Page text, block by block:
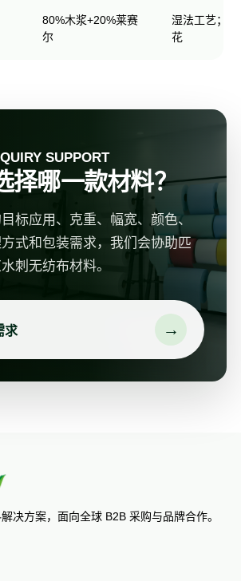
80%木浆+20%莱赛
尔
湿法工艺；
花
SUPPORT
择哪一款材料？
标应用、克重、幅宽、颜色、
式和包装需求，我们会协助匹
刺无纺布材料。
求 →
决方案，面向全球 B2B 采购与品牌合作。